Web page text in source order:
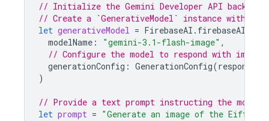
// Initialize the Gemini Developer API backend
// Create a `GenerativeModel` instance with a
let generativeModel = FirebaseAI . firebaseAI
modelName : "gemini-3.1-flash-image" ,
// Configure the model to respond with
generationConfig : GenerationConfig(
)
// Provide a text prompt instructing the model
let prompt = "Generate an image of the Eiffel